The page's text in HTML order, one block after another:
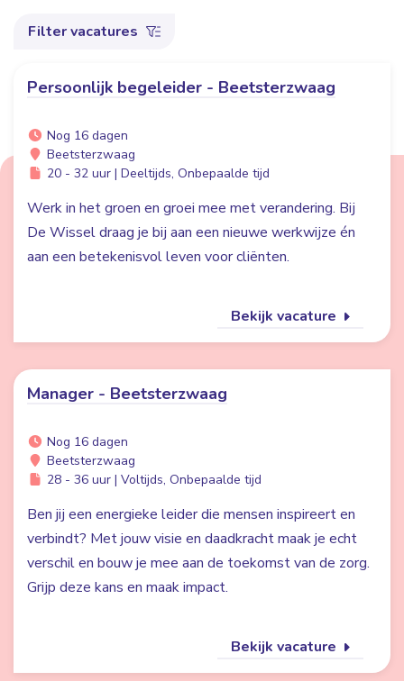
Filter vacatures
Persoonlijk begeleider - Beetsterzwaag
Nog 16 dagen
Beetsterzwaag
20 - 32 uur | Deeltijds, Onbepaalde tijd
Werk in het groen en groei mee met verandering. Bij
De Wissel draag je bij aan een nieuwe werkwijze én
aan een betekenisvol leven voor cliënten.
Bekijk vacature
Manager - Beetsterzwaag
Nog 16 dagen
Beetsterzwaag
28 - 36 uur | Voltijds, Onbepaalde tijd
Ben jij een energieke leider die mensen inspireert en
verbindt? Met jouw visie en daadkracht maak je echt
verschil en bouw je mee aan de toekomst van de zorg.
Grijp deze kans en maak impact.
Bekijk vacature